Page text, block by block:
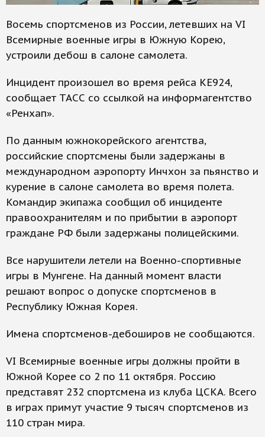
Восемь спортсменов из России, летевших на VI
Всемирные военные игры в Южную Корею,
устроили дебош в салоне самолета.
Инцидент произошел во время рейса КЕ924,
сообщает ТАСС со ссылкой на информагентство
«Ренхап».
По данным южнокорейского агентства,
российские спортсмены были задержаны в
международном аэропорту Инчхон за пьянство и
курение в салоне самолета во время полета.
Командир экипажа сообщил об инциденте
правоохранителям и по прибытии в аэропорт
граждане РФ были задержаны полицейскими.
Все нарушители летели на Военно-спортивные
игры в Мунгене. На данный момент власти
решают вопрос о допуске спортсменов в
Республику Южная Корея.
Имена спортсменов-дебоширов не сообщаются.
VI Всемирные военные игры должны пройти в
Южной Корее со 2 по 11 октября. Россию
представят 232 спортсмена из клуба ЦСКА. Всего
в играх примут участие 9 тысяч спортсменов из
110 стран мира.